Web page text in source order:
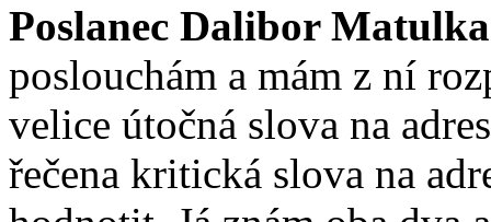
Poslanec Dalibor
poslouchám a mám z ní
velice útočná slova na
řečena kritická slova na